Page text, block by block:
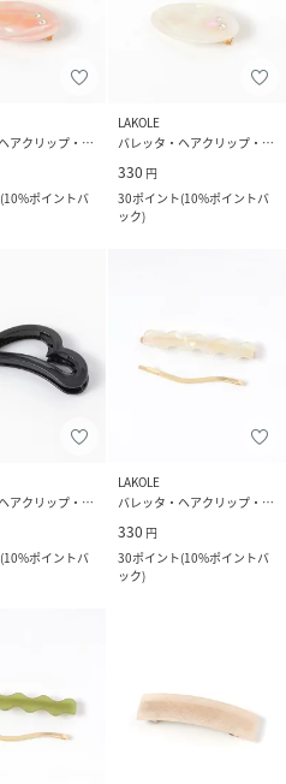
バレッタ・ヘアクリップ・ヘアピン
(10%ポイントバ
LAKOLE
バレッタ・ヘアクリップ・ヘアピン
330 円
30ポイント(10%ポイントバ
ック)
バレッタ・ヘアクリップ・ヘアピン
(10%ポイントバ
LAKOLE
バレッタ・ヘアクリップ・ヘアピン
330 円
30ポイント(10%ポイントバ
ック)